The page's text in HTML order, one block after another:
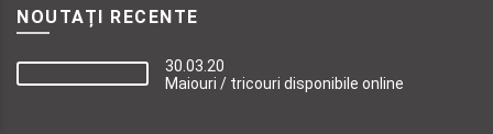
NOUTAȚI RECENTE
30.03.20
Maiouri / tricouri disponibile online